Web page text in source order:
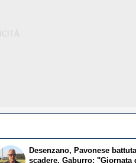
Desenzano, Pavonese
scadere. Gaburro: "Giornata